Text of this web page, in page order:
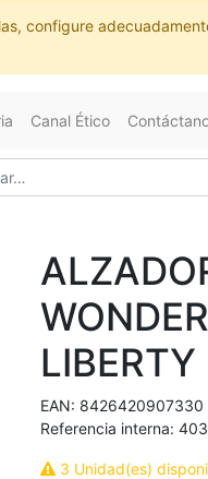
configure
Canal Ético
LIBERTY
EAN: 8426420907330
Referencia interna:
3 Unidad(es)